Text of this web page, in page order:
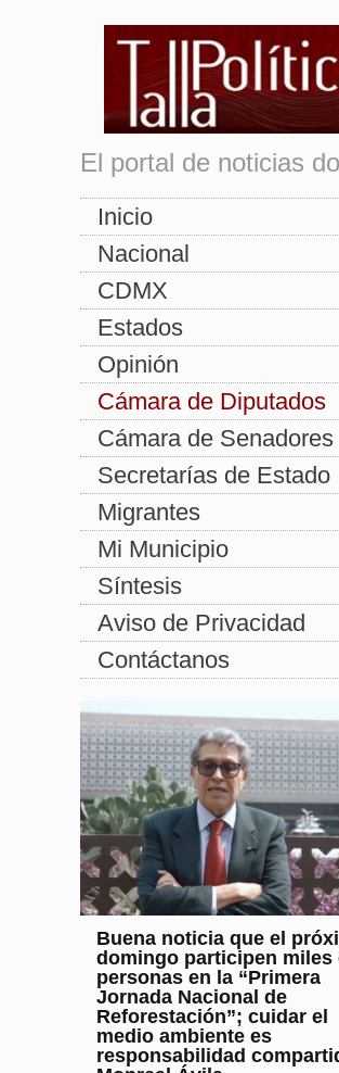
El portal de noticias
Inicio
Nacional
CDMX
Estados
Opinión
Cámara de Diputados
Cámara de Senadores
Secretarías de Estado
Migrantes
Mi Municipio
Síntesis
Aviso de Privacidad
Contáctanos
Buena noticia que el
domingo participen miles
personas en la “Primera
Jornada Nacional de
Reforestación”; cuidar el
medio ambiente es
responsabilidad